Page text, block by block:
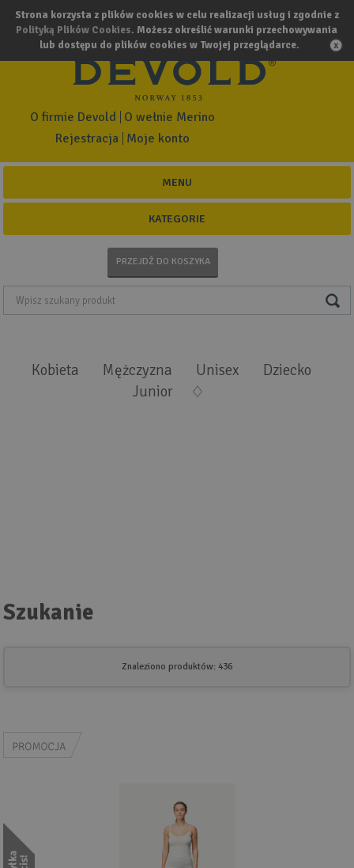
Strona korzysta z plików cookies w celu realizacji usług i zgodnie z
Polityką Plików Cookies. Możesz określić warunki przechowywania
lub dostępu do plików cookies w Twojej przeglądarce.
Rejestracja Moje konto
O firmie Devold O wełnie Merino
MENU
KATEGORIE
PRZEJDŹ DO KOSZYKA
Kobieta Mężczyzna Unisex
Dziecko
Junior
Szukanie
Znaleziono produktów: 436